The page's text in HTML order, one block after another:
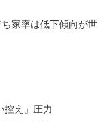
家率は低下傾向が世
控え」圧力